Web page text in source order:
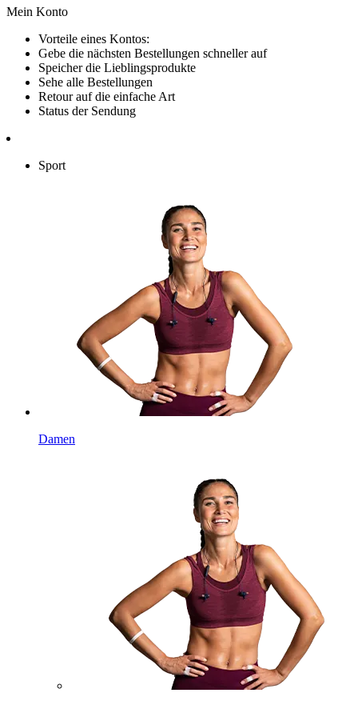
Mein Konto
Vorteile eines Kontos:
Gebe die nächsten Bestellungen schneller auf
Speicher die Lieblingsprodukte
Sehe alle Bestellungen
Retour auf die einfache Art
Status der Sendung
Sport
Damen